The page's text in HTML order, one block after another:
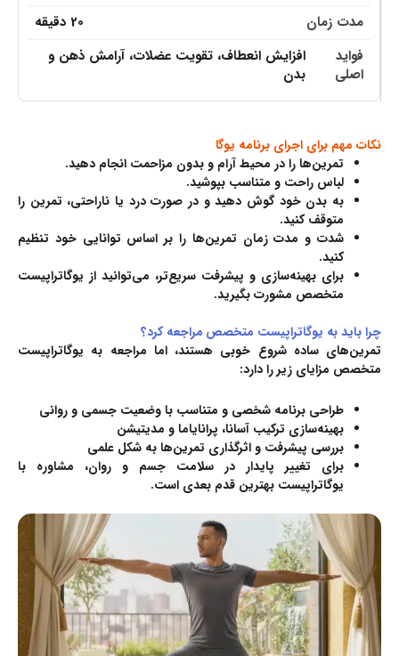
20 دقیقه
افزایش انعطاف، تقویت عضلات، آرامش ذهن و
بدن
نکات مهم برای اجرای برنامه یوگا
تمرین‌ها را در محیط آرام و بدون مزاحمت انجام دهید.
لباس راحت و متناسب بپوشید.
به بدن خود گوش دهید و در صورت درد یا ناراحتی، تمرین را
متوقف کنید.
شدت و مدت زمان تمرین‌ها را بر اساس توانایی خود تنظیم
کنید.
برای بهینه‌سازی و پیشرفت سریع‌تر، می‌توانید از یوگاتراپیست
متخصص مشورت بگیرید.
چرا باید به یوگاتراپیست متخصص مراجعه کرد؟
تمرین‌های ساده شروع خوبی هستند، اما مراجعه به یوگاتراپیست
متخصص مزایای زیر را دارد:
طراحی برنامه شخصی و متناسب با وضعیت جسمی و روانی
بهینه‌سازی ترکیب آسانا، پرانایاما و مدیتیشن
بررسی پیشرفت و اثرگذاری تمرین‌ها به شکل علمی
برای تغییر پایدار در سلامت جسم و روان، مشاوره با
یوگاتراپیست بهترین قدم بعدی است.